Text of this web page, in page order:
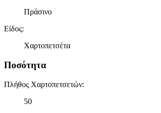
Πράσινο
Είδος:
Χαρτοπετσέτα
Ποσότητα
Πλήθος Χαρτοπετσετών:
50